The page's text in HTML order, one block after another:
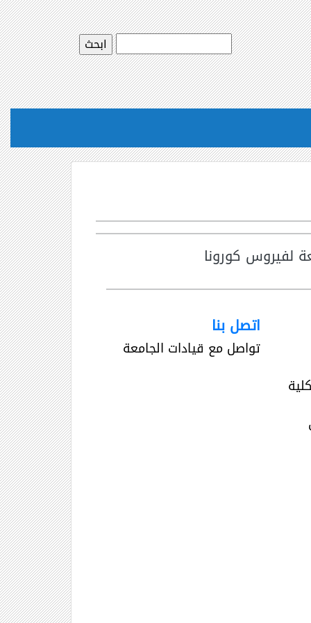
لفيروس كورونا
اتصل بنا
تواصل مع قيادات الجامعة